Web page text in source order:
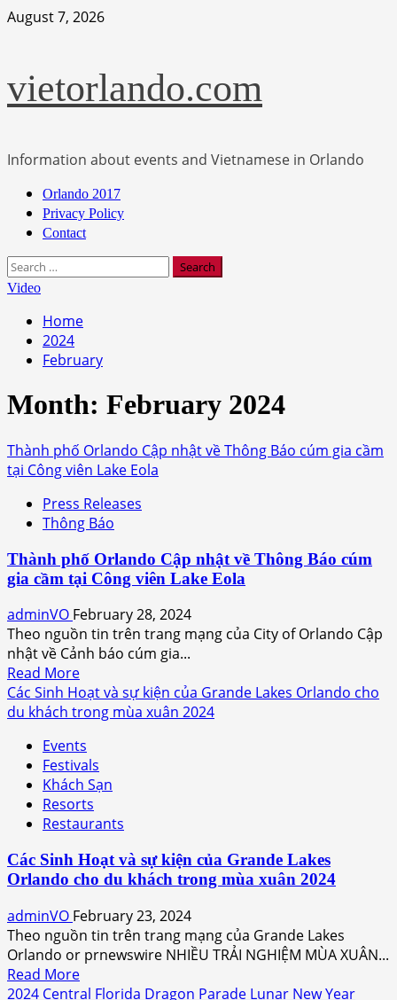
Skip
August 7, 2026
vietorlando.com
Information about events and Vietnamese in Orlando
Primary
Menu
Orlando 2017
Privacy Policy
Contact
Search
for:
Video
Home
2024
February
Month: February 2024
Thành phố Orlando Cập nhật về Thông Báo cúm gia cầm
tại Công viên Lake Eola
Press Releases
Thông Báo
Thành phố Orlando Cập nhật về Thông Báo cúm
gia cầm tại Công viên Lake Eola
adminVO February 28, 2024
Theo nguồn tin trên trang mạng của City of Orlando Cập
nhật về Cảnh báo cúm gia...
Read MoreRead
more
about
phố
Orlando
Cập
nhật
về
Báo
cúm
gia
cầm
tại
Công
viên
Các Sinh Hoạt và sự kiện của Grande Lakes Orlando cho
du khách trong mùa xuân 2024
Events
Festivals
Khách Sạn
Resorts
Restaurants
Các Sinh Hoạt và sự kiện của Grande Lakes
Orlando cho du khách trong mùa xuân 2024
adminVO February 23, 2024
Theo nguồn tin trên trang mạng của Grande Lakes
Orlando or prnewswire NHIỀU TRẢI NGHIỆM MÙA XUÂN...
Read MoreRead
more
2024 Central Florida Dragon Parade Lunar New Year